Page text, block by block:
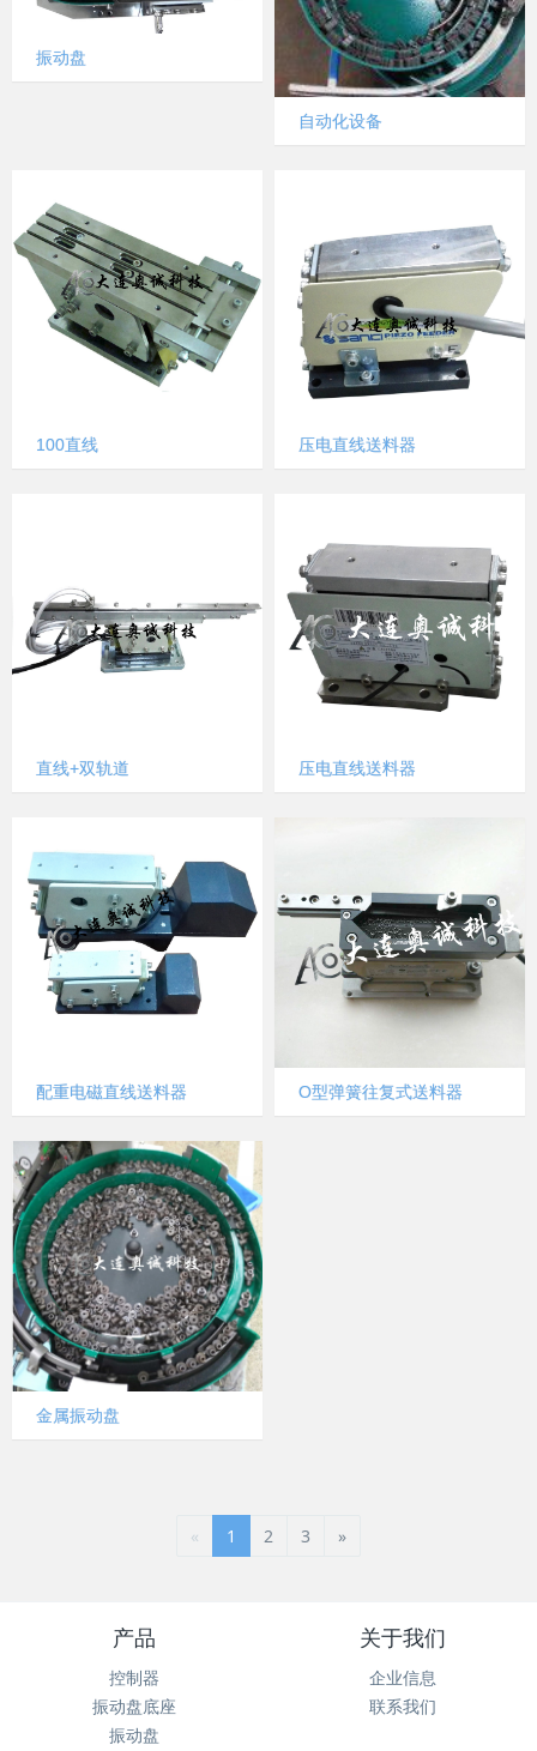
振动盘
自动化设备
100直线 压电直线送料器
直线+双轨道 压电直线送料器
配重电磁直线送料器 O型弹簧往复式送料器
金属振动盘
« 1 2 3 »
产品
控制器
振动盘底座
振动盘
关于我们
企业信息
联系我们